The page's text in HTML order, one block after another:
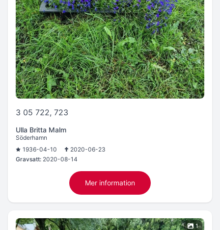
3 05 722, 723
Ulla Britta Malm
Söderhamn
1936-04-10
2020-06-23
Gravsatt: 2020-08-14
Mer information
1